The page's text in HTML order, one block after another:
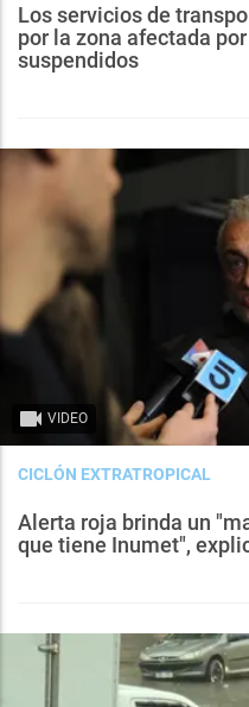
Los servicios de
por la zona afectada
suspendidos
VIDEO
CICLÓN EXTRATROPICAL
Alerta roja brinda un
que tiene Inumet",